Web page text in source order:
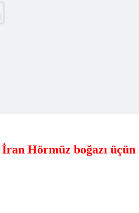
İran Hörmüz boğazı üçün